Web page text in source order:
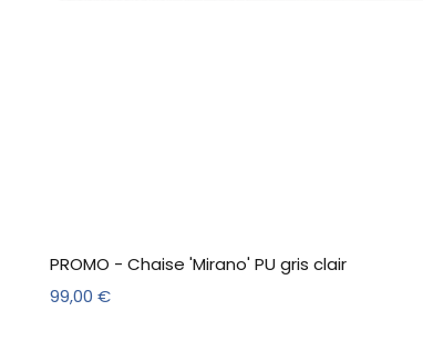
PROMO - Chaise 'Mirano' PU gris clair
Prix
99,00 €